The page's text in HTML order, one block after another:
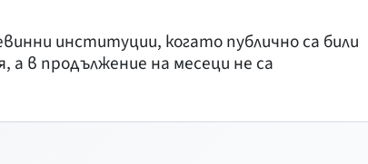
институции, когато публично са били
а в продължение на месеци не са